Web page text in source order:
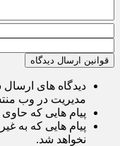
قوانین ارسال دیدگاه
دیدگاه های
مدیریت در وب
پیام هایی که
پیام هایی که به
نخواهد شد.